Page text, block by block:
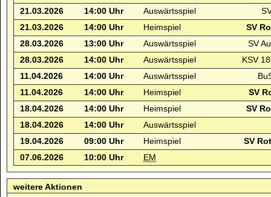
21.03.2026
14:00 Uhr Auswärtsspiel
21.03.2026
14:00 Uhr Heimspiel
SV
28.03.2026
13:00 Uhr Auswärtsspiel
SV
28.03.2026
14:00 Uhr Auswärtsspiel
KSV
11.04.2026
14:00 Uhr Auswärtsspiel
11.04.2026
14:00 Uhr Heimspiel
SV
18.04.2026
14:00 Uhr Heimspiel
SV
18.04.2026
14:00 Uhr
Auswärtsspiel
19.04.2026
09:00 Uhr Heimspiel
SV
07.06.2026
10:00 Uhr EM
weitere Aktionen